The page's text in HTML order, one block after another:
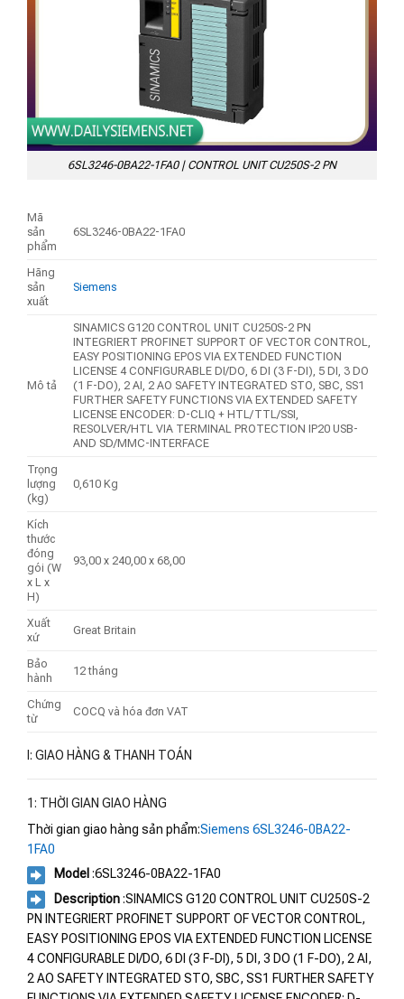
6SL3246-0BA22-1FA0 | CONTROL UNIT CU250S-2 PN
Mã
sản
phẩm
6SL3246-0BA22-1FA0
Hãng
sản
xuất
Siemens
Mô tả
SINAMICS G120 CONTROL UNIT CU250S-2 PN
INTEGRIERT PROFINET SUPPORT OF VECTOR CONTROL,
EASY POSITIONING EPOS VIA EXTENDED FUNCTION
LICENSE 4 CONFIGURABLE DI/DO, 6 DI (3 F-DI), 5 DI, 3 DO
(1 F-DO), 2 AI, 2 AO SAFETY INTEGRATED STO, SBC, SS1
FURTHER SAFETY FUNCTIONS VIA EXTENDED SAFETY
LICENSE ENCODER: D-CLIQ + HTL/TTL/SSI,
RESOLVER/HTL VIA TERMINAL PROTECTION IP20 USB-
AND SD/MMC-INTERFACE
Trọng
lượng
(kg)
0,610 Kg
Kích
thước
đóng
gói (W
x L x
H)
93,00 x 240,00 x 68,00
Xuất
xứ
Great Britain
Bảo
hành
12 tháng
Chứng
từ
COCQ và hóa đơn VAT
I: GIAO HÀNG & THANH TOÁN
1: THỜI GIAN GIAO HÀNG
Thời gian giao hàng sản phẩm:Siemens 6SL3246-0BA22-
1FA0
Model :6SL3246-0BA22-1FA0
Description:SINAMICS G120 CONTROL UNIT CU250S-2
PN INTEGRIERT PROFINET SUPPORT OF VECTOR CONTROL,
EASY POSITIONING EPOS VIA EXTENDED FUNCTION LICENSE
4 CONFIGURABLE DI/DO, 6 DI (3 F-DI), 5 DI, 3 DO (1 F-DO), 2 AI,
2 AO SAFETY INTEGRATED STO, SBC, SS1 FURTHER SAFETY